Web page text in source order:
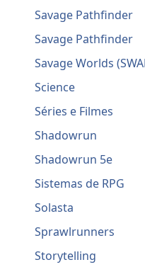
Savage Pathfinder
Savage Pathfinder
Savage Worlds
Science
Séries e Filmes
Shadowrun
Shadowrun 5e
Sistemas de RPG
Solasta
Sprawlrunners
Storytelling